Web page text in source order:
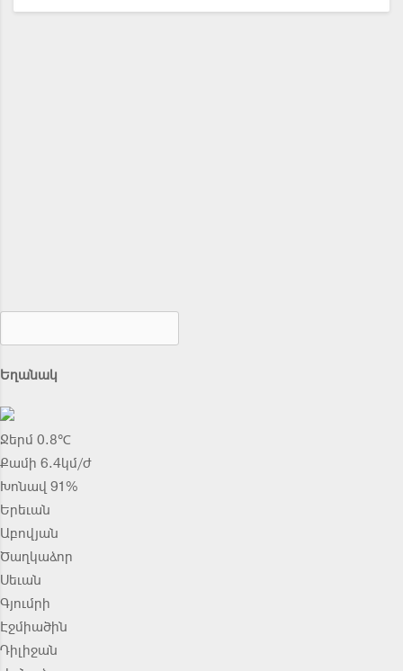
Եղանակ
Ջերմ 0.8℃
Քամի 6.4կմ/ժ
Խոնավ 91%
Երեւան
Աբովյան
Ծաղկաձոր
Սեւան
Գյումրի
Էջմիածին
Դիլիջան